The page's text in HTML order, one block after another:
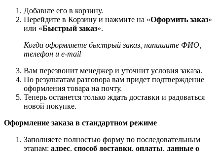
Добавьте его в корзину.
Перейдите в Корзину и нажмите на «Оформить заказ»
или «Быстрый заказ».
Когда оформляете быстрый заказ, напишите ФИО,
телефон и e-mail
Вам перезвонит менеджер и уточнит условия заказа.
По результатам разговора вам придет подтверждение
оформления товара на почту.
Теперь останется только ждать доставки и радоваться
новой покупке.
Оформление заказа в стандартном режиме
Заполняете полностью форму по последовательным
этапам: адрес, способ доставки, оплаты, данные о